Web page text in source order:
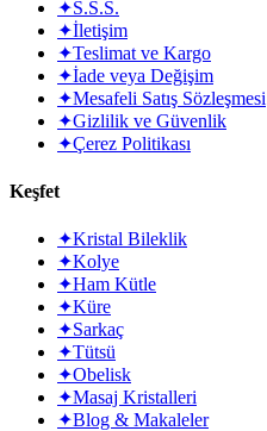
✦S.S.S.
✦İletişim
✦Teslimat ve Kargo
✦İade veya Değişim
✦Mesafeli Satış Sözleşmesi
✦Gizlilik ve Güvenlik
✦Çerez Politikası
Keşfet
✦Kristal Bileklik
✦Kolye
✦Ham Kütle
✦Küre
✦Sarkaç
✦Tütsü
✦Obelisk
✦Masaj Kristalleri
✦Blog & Makaleler